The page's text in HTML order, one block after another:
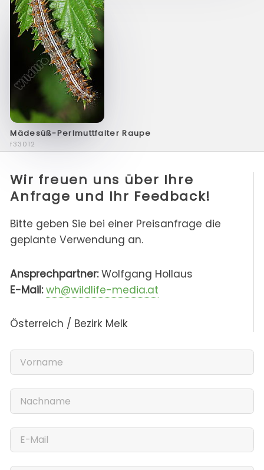
Mädesüß-Perlmuttfalter Raupe
f33012
Wir freuen uns über Ihre
Anfrage und Ihr Feedback!
Bitte geben Sie bei einer Preisanfrage die
geplante Verwendung an.
Ansprechpartner:Wolfgang Hollaus
E-Mail: wh@wildlife-media.at
Österreich / Bezirk Melk